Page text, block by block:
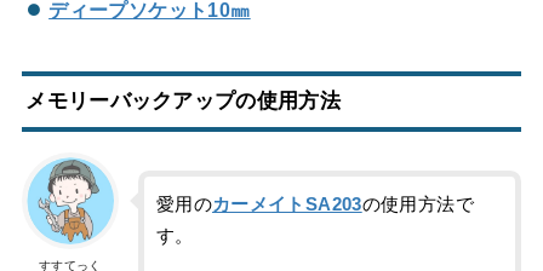
ディープソケット10㎜
メモリーバックアップの使用方法
すすてっく
愛用のカーメイトSA203の使用方法で
す。